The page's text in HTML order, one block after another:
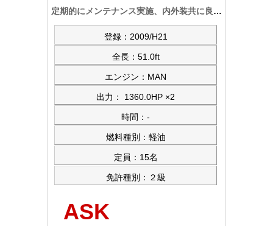
定期的にメンテナンス実施、内外装共に良好、JCI検査登録艇です。アンチローリングジャイロ搭載、MAN D2840 2機搭載～即納艇可能です
登録：2009/H21
全長：51.0ft
エンジン：MAN
出力： 1360.0HP ×2
時間：-
燃料種別：軽油
定員：15名
免許種別：２級
ASK